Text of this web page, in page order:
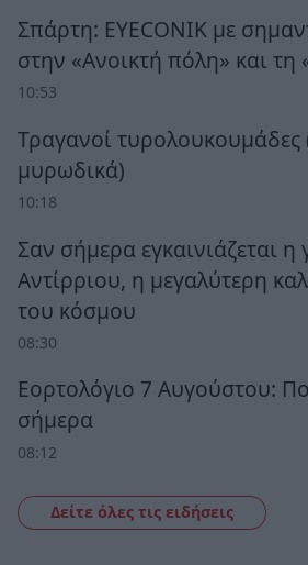
Σπάρτη: EYECONIK με
στην «Ανοικτή πόλη» και τη
10:53
Τραγανοί τυρολουκουμάδες
μυρωδικά)
10:18
Σαν σήμερα εγκαινιάζεται
Αντίρριου, η μεγαλύτερη
του κόσμου
08:30
Εορτολόγιο 7 Αυγούστου:
σήμερα
08:12
Δείτε όλες τις ειδήσεις